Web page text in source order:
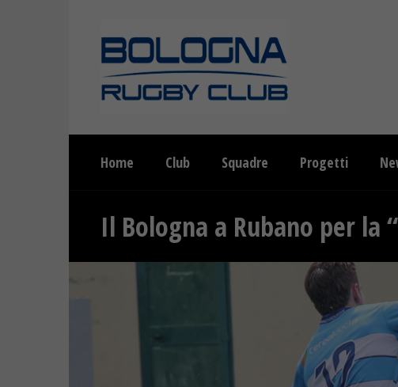
Home Club Squadre Progetti
Il Bologna a Rubano per la